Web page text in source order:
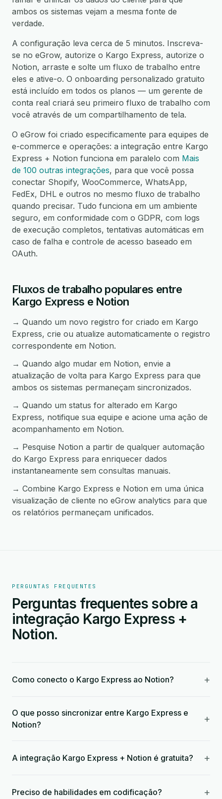
ambos os sistemas vejam a mesma fonte de
verdade.
A configuração leva cerca de 5 minutos. Inscreva-
se no eGrow, autorize o Kargo Express, autorize o
Notion, arraste e solte um fluxo de trabalho entre
eles e ative-o. O onboarding personalizado gratuito
está incluído em todos os planos — um gerente de
conta real criará seu primeiro fluxo de trabalho com
você através de um compartilhamento de tela.
O eGrow foi criado especificamente para equipes de
e-commerce e operações: a integração entre Kargo
Express + Notion funciona em paralelo com Mais
de 100 outras integrações, para que você possa
conectar Shopify, WooCommerce, WhatsApp,
FedEx, DHL e outros no mesmo fluxo de trabalho
quando precisar. Tudo funciona em um ambiente
seguro, em conformidade com o GDPR, com logs
de execução completos, tentativas automáticas em
caso de falha e controle de acesso baseado em
OAuth.
Fluxos de trabalho populares entre
Kargo Express e Notion
→ Quando um novo registro for criado em Kargo
Express, crie ou atualize automaticamente o registro
correspondente em Notion.
→ Quando algo mudar em Notion, envie a
atualização de volta para Kargo Express para que
ambos os sistemas permaneçam sincronizados.
→ Quando um status for alterado em Kargo
Express, notifique sua equipe e acione uma ação de
acompanhamento em Notion.
→ Pesquise Notion a partir de qualquer automação
do Kargo Express para enriquecer dados
instantaneamente sem consultas manuais.
→ Combine Kargo Express e Notion em uma única
visualização de cliente no eGrow analytics para que
os relatórios permaneçam unificados.
PERGUNTAS FREQUENTES
Perguntas frequentes sobre a
integração Kargo Express +
Notion.
Como conecto o Kargo Express ao Notion? +
O que posso sincronizar entre Kargo Express e
Notion?
+
A integração Kargo Express + Notion é gratuita? +
Preciso de habilidades em codificação? +